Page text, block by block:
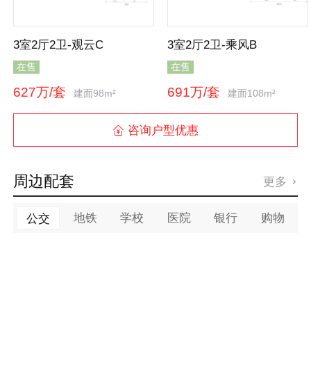
3室2厅2卫-观云C
在售
627万/套 建面98m²
3室2厅2卫-乘风B
在售
691万/套 建面108m²
 咨询户型优惠
周边配套 更多 
公交 地铁 学校 医院 银行 购物